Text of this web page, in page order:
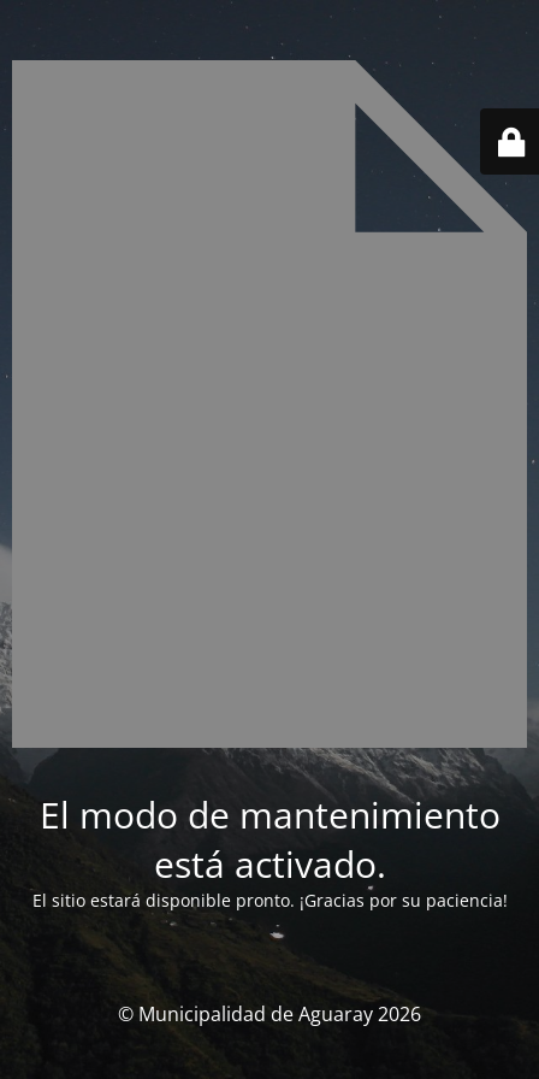
El modo de mantenimiento
está activado.
El sitio estará disponible pronto. ¡Gracias por su paciencia!
© Municipalidad de Aguaray 2026